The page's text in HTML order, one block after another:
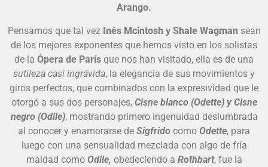
Arango.
Pensamos que tal vez Inés Mcintosh y Shale Wagman sean
de los mejores exponentes que hemos visto en los solistas
de la Ópera de París que nos han visitado, ella es de una
sutileza casi ingrávida, la elegancia de sus movimientos y
giros perfectos, que combinados con la expresividad que le
otorgó a sus dos personajes, Cisne blanco (Odette) y Cisne
negro (Odile), mostrando primero ingenuidad deslumbrada
al conocer y enamorarse de Sigfrido como Odette, para
luego con una sensualidad mezclada con algo de fría
maldad como Odile, obedeciendo a Rothbart, fue la